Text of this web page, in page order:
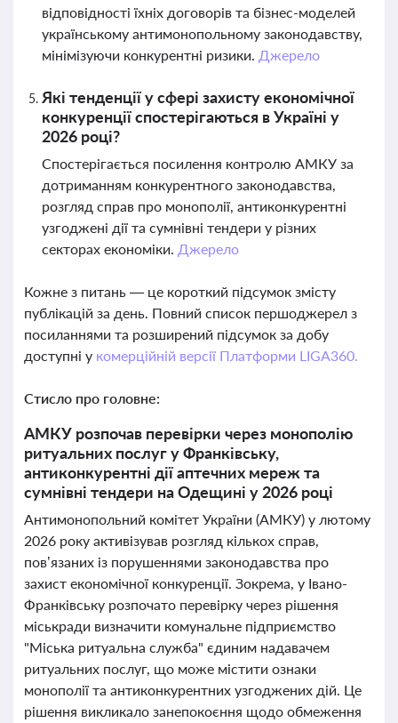
відповідності їхніх договорів та бізнес-моделей
українському антимонопольному законодавству,
мінімізуючи конкурентні ризики. Джерело
Які тенденції у сфері захисту економічної
конкуренції спостерігаються в Україні у
2026 році?
Спостерігається посилення контролю АМКУ за
дотриманням конкурентного законодавства,
розгляд справ про монополії, антиконкурентні
узгоджені дії та сумнівні тендери у різних
секторах економіки. Джерело
Кожне з питань — це короткий підсумок змісту
публікацій за день. Повний список першоджерел з
посиланнями та розширений підсумок за добу
доступні у комерційній версії Платформи LIGA360.
Стисло про головне:
АМКУ розпочав перевірки через монополію
ритуальних послуг у Франківську,
антиконкурентні дії аптечних мереж та
сумнівні тендери на Одещині у 2026 році
Антимонопольний комітет України (АМКУ) у лютому
2026 року активізував розгляд кількох справ,
пов’язаних із порушеннями законодавства про
захист економічної конкуренції. Зокрема, у Івано-
Франківську розпочато перевірку через рішення
міськради визначити комунальне підприємство
"Міська ритуальна служба" єдиним надавачем
ритуальних послуг, що може містити ознаки
монополії та антиконкурентних узгоджених дій. Це
рішення викликало занепокоєння щодо обмеження